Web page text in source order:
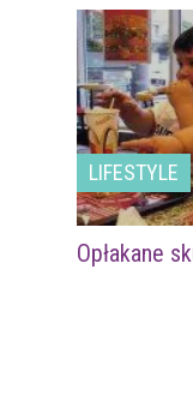
LIFESTYLE
Opłakane